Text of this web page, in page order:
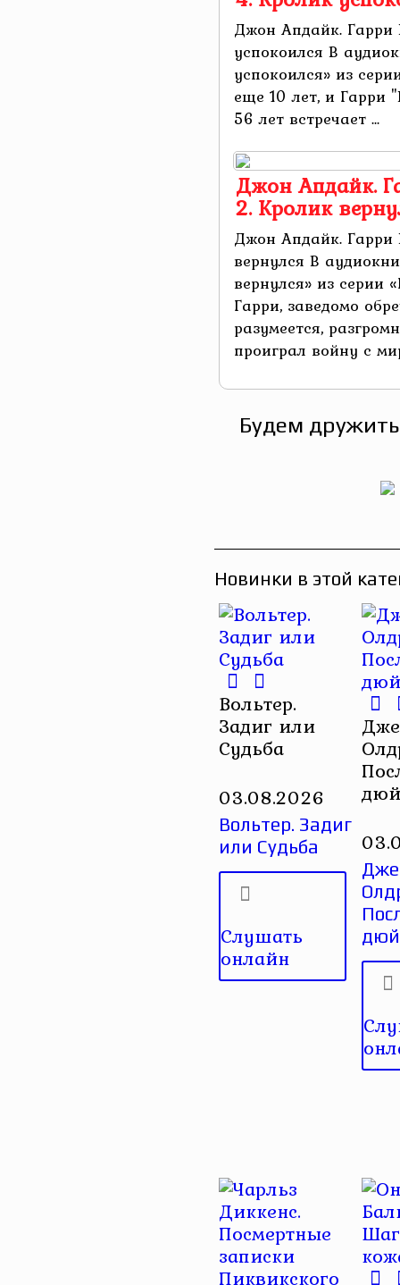
Джон Апдайк. Гарри
успокоился В
успокоился» из
еще 10 лет, и Гарри
56 лет встречает ...
Джон Апдайк.
2. Кролик
Джон Апдайк. Гарри
вернулся В
вернулся» из серии
Гарри, заведомо
разумеется,
проиграл войну с
Будем
Новинки в этой
Вольтер.
Задиг или
Судьба
03.08.2026
Вольтер. Задиг
или Судьба
Слушать
онлайн